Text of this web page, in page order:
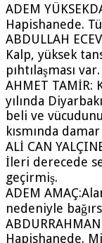
ADEM
Hapishanede.
ABDULLAH
Kalp, yüksek
pıhtılaşması var.
AHMET TAMİR:
yılında
beli ve
kısmında damar
ALİ CAN
İleri derecede
geçirmiş.
ADEM
nedeniyle
Hapishanede.